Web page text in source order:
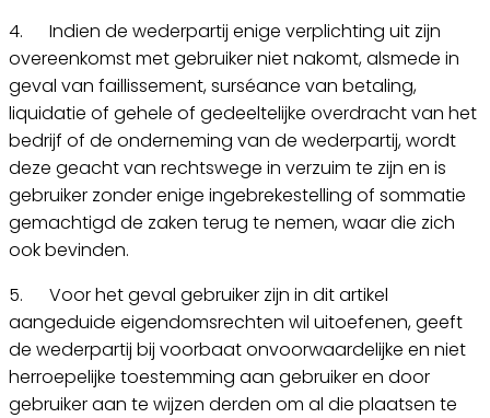
4. Indien de wederpartij enige verplichting uit zijn
overeenkomst met gebruiker niet nakomt, alsmede in
geval van faillissement, surséance van betaling,
liquidatie of gehele of gedeeltelijke overdracht van het
bedrijf of de onderneming van de wederpartij, wordt
deze geacht van rechtswege in verzuim te zijn en is
gebruiker zonder enige ingebrekestelling of sommatie
gemachtigd de zaken terug te nemen, waar die zich
ook bevinden.
5. Voor het geval gebruiker zijn in dit artikel
aangeduide eigendomsrechten wil uitoefenen, geeft
de wederpartij bij voorbaat onvoorwaardelijke en niet
herroepelijke toestemming aan gebruiker en door
gebruiker aan te wijzen derden om al die plaatsen te